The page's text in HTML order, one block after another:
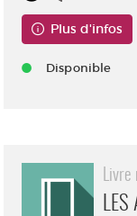
Plus d'infos
Disponible
Livre
LES